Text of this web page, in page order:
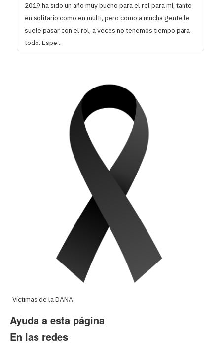
2019 ha sido un año muy bueno para el rol para mí, tanto
en solitario como en multi, pero como a mucha gente le
suele pasar con el rol, a veces no tenemos tiempo para
todo. Espe...
Víctimas de la DANA
Ayuda a esta página
En las redes